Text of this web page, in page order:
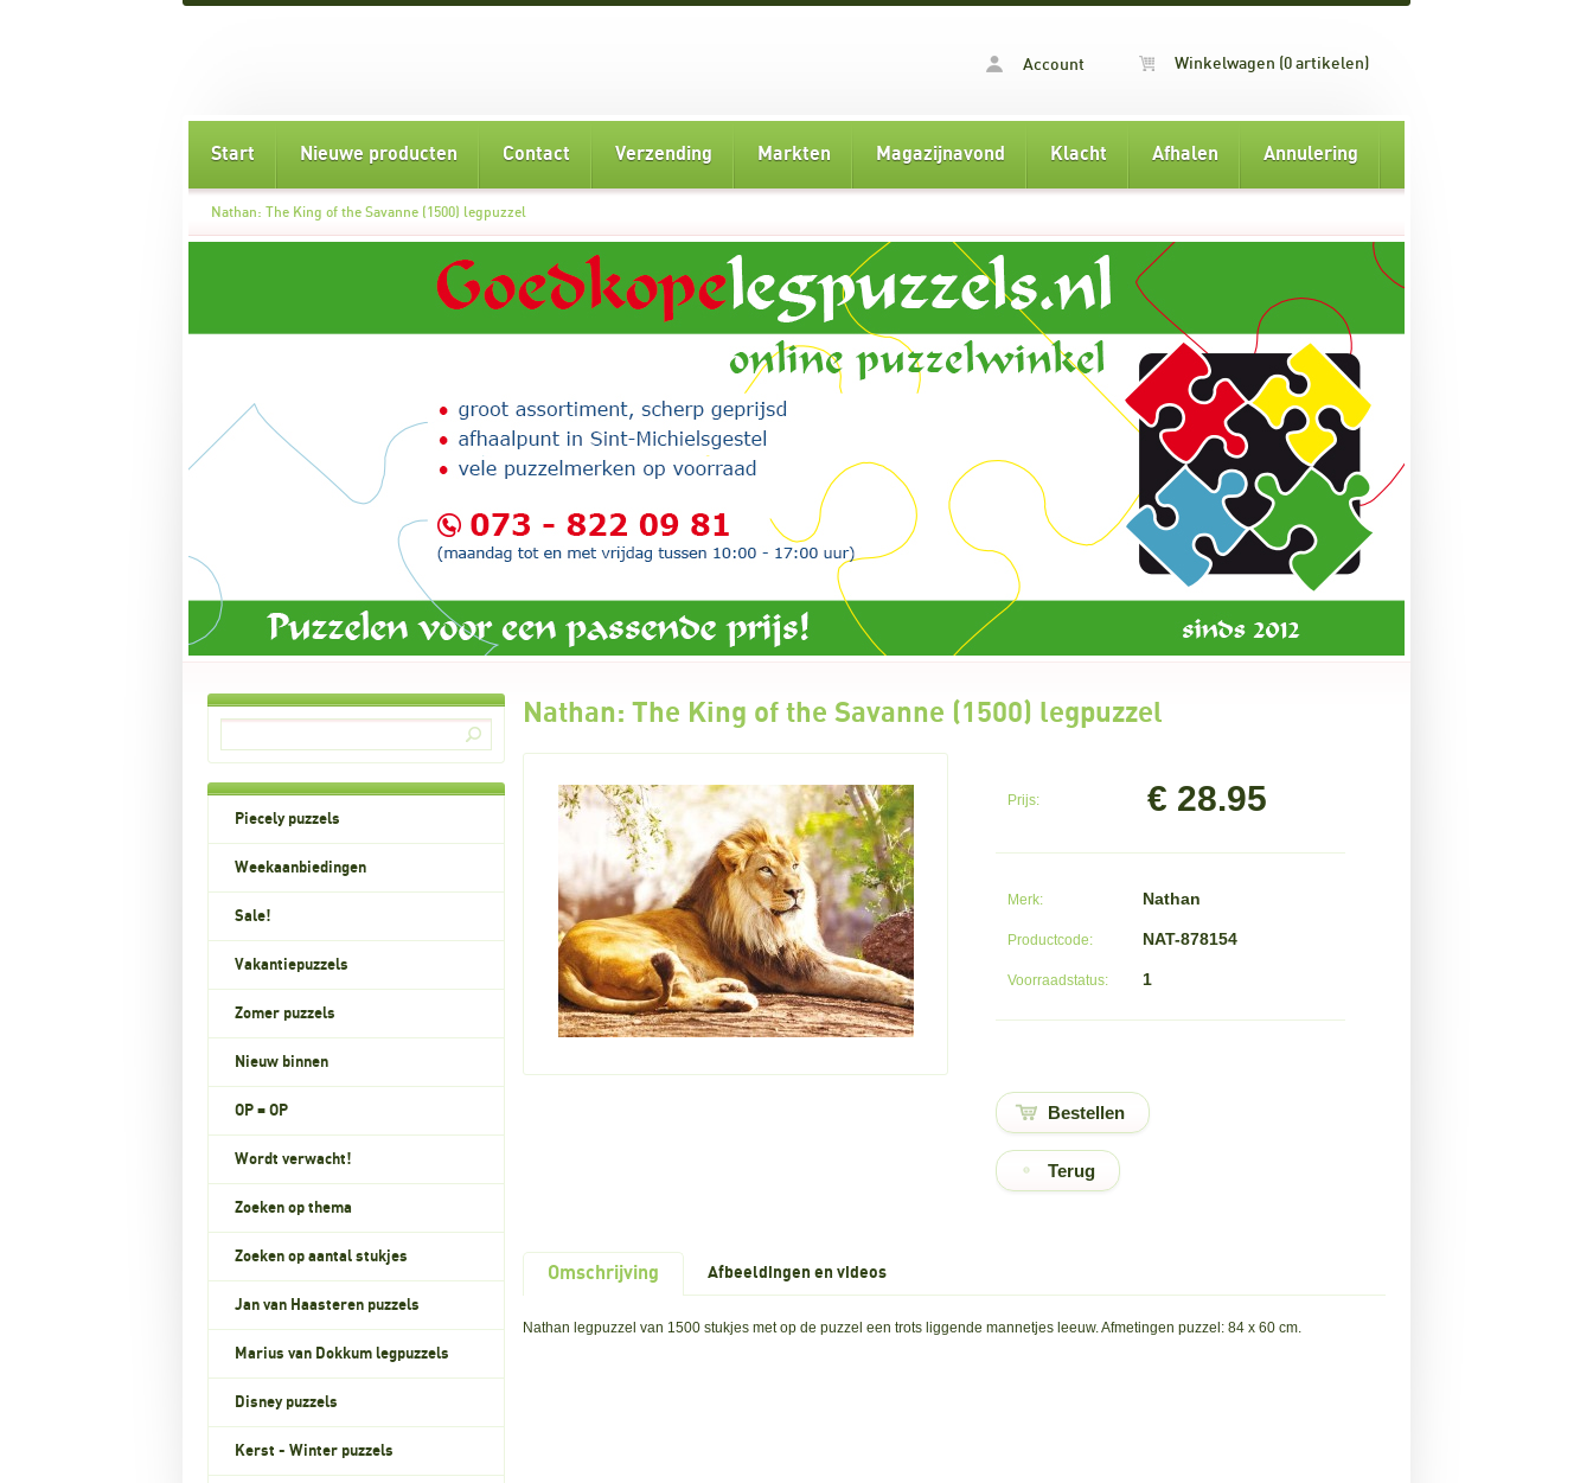
Account Winkelwagen (0 artikelen)
Start Nieuwe producten Contact Verzending Markten Magazijnavond Klacht Afhalen Annulering
Nathan: The King of the Savanne (1500) legpuzzel
Piecely puzzels
Weekaanbiedingen
Sale!
Vakantiepuzzels
Zomer puzzels
Nieuw binnen
OP = OP
Wordt verwacht!
Zoeken op thema
Zoeken op aantal stukjes
Jan van Haasteren puzzels
Marius van Dokkum legpuzzels
Disney puzzels
Kerst - Winter puzzels
Nathan: The King of the Savanne (1500) legpuzzel
Prijs: € 28.95
Merk: Nathan
Productcode: NAT-878154
Voorraadstatus: 1
Terug
Omschrijving Afbeeldingen en videos
Nathan legpuzzel van 1500 stukjes met op de puzzel een trots liggende mannetjes leeuw. Afmetingen puzzel: 84 x 60 cm.